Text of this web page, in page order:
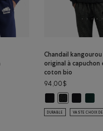
Chandail kangourou
original à capuchon
coton bio
94,00$
Chandail
DURABLE VASTE CHOIX